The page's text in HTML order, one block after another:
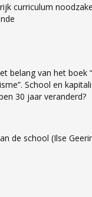
curriculum
belang van het boek
School en
30 jaar veranderd?
de school (Ilse